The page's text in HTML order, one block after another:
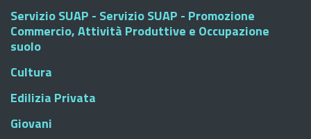
Servizio SUAP - Servizio SUAP - Promozione
Commercio, Attività Produttive e Occupazione
suolo
Cultura
Edilizia Privata
Giovani